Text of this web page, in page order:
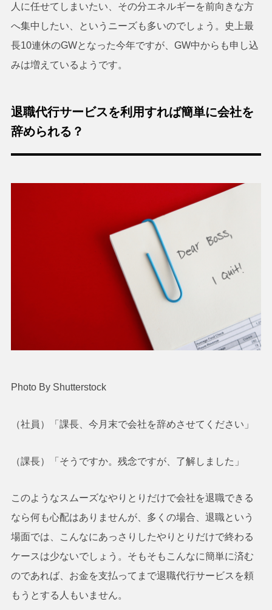
人に任せてしまいたい、その分エネルギーを前向きな方
へ集中したい、というニーズも多いのでしょう。史上最
長10連休のGWとなった今年ですが、GW中からも申し込
みは増えているようです。
退職代行サービスを利用すれば簡単に会社を
辞められる？
Photo By Shutterstock
（社員）「課長、今月末で会社を辞めさせてください」
（課長）「そうですか。残念ですが、了解しました」
このようなスムーズなやりとりだけで会社を退職できる
なら何も心配はありませんが、多くの場合、退職という
場面では、こんなにあっさりしたやりとりだけで終わる
ケースは少ないでしょう。そもそもこんなに簡単に済む
のであれば、お金を支払ってまで退職代行サービスを頼
もうとする人もいません。